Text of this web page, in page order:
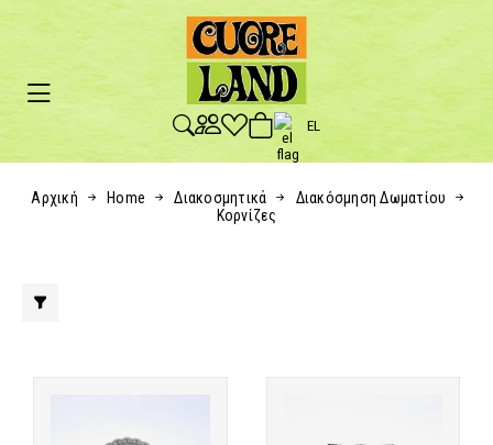
EL
Αρχική Home Διακοσμητικά
Διακόσμηση Δωματίου
Κορνίζες